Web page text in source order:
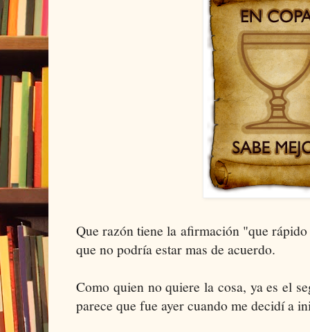
Que razón tiene la afirmación "que
que no podría estar mas de acuerdo.
Como quien no quiere la cosa, ya es el
parece que fue ayer cuando me decidí a